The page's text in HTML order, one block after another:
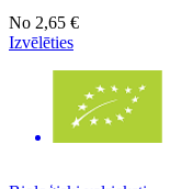
No 2,65 €
Izvēlēties